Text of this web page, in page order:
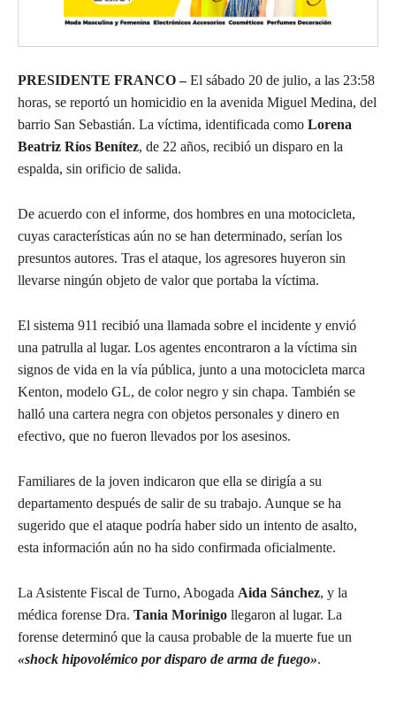
PRESIDENTE FRANCO –El sábado 20 de julio, a las 23:58
horas, se reportó un homicidio en la avenida Miguel Medina, del
barrio San Sebastián. La víctima, identificada como Lorena
Beatriz Ríos Benítez, de 22 años, recibió un disparo en la
espalda, sin orificio de salida.
De acuerdo con el informe, dos hombres en una motocicleta,
cuyas características aún no se han determinado, serían los
presuntos autores. Tras el ataque, los agresores huyeron sin
llevarse ningún objeto de valor que portaba la víctima.
El sistema 911 recibió una llamada sobre el incidente y envió
una patrulla al lugar. Los agentes encontraron a la víctima sin
signos de vida en la vía pública, junto a una motocicleta marca
Kenton, modelo GL, de color negro y sin chapa. También se
halló una cartera negra con objetos personales y dinero en
efectivo, que no fueron llevados por los asesinos.
Familiares de la joven indicaron que ella se dirigía a su
departamento después de salir de su trabajo. Aunque se ha
sugerido que el ataque podría haber sido un intento de asalto,
esta información aún no ha sido confirmada oficialmente.
La Asistente Fiscal de Turno, Abogada Aida Sánchez, y la
médica forense Dra. Tania Morinigo llegaron al lugar. La
forense determinó que la causa probable de la muerte fue un
«shock hipovolémico por disparo de arma de fuego».